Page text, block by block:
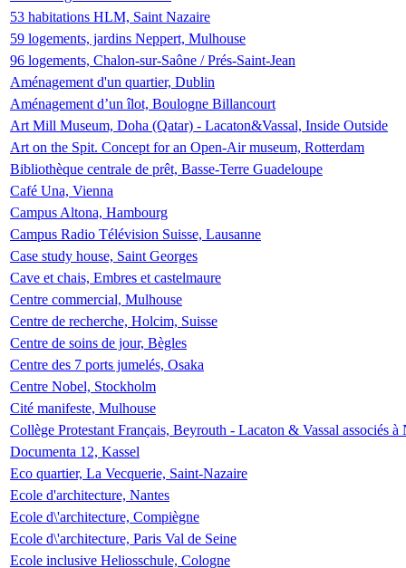
53 habitations HLM, Saint Nazaire
59 logements, jardins Neppert, Mulhouse
96 logements, Chalon-sur-Saône / Prés-Saint-Jean
Aménagement d'un quartier, Dublin
Aménagement d’un îlot, Boulogne Billancourt
Art Mill Museum, Doha (Qatar) - Lacaton&Vassal, Inside Outside
Art on the Spit. Concept for an Open-Air museum, Rotterdam
Bibliothèque centrale de prêt, Basse-Terre Guadeloupe
Café Una, Vienna
Campus Altona, Hambourg
Campus Radio Télévision Suisse, Lausanne
Case study house, Saint Georges
Cave et chais, Embres et castelmaure
Centre commercial, Mulhouse
Centre de recherche, Holcim, Suisse
Centre de soins de jour, Bègles
Centre des 7 ports jumelés, Osaka
Centre Nobel, Stockholm
Cité manifeste, Mulhouse
Collège Protestant Français, Beyrouth - Lacaton & Vassal associés
Documenta 12, Kassel
Eco quartier, La Vecquerie, Saint-Nazaire
Ecole d'architecture, Nantes
Ecole d\'architecture, Compiègne
Ecole d\'architecture, Paris Val de Seine
Ecole inclusive Heliosschule, Cologne